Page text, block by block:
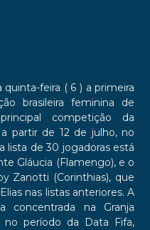
feira ( 6 ) a primeira
brasileira feminina de
competição da
partir de 12 de julho, no
lista de 30 jogadoras está
Gláucia (Flamengo), e o
Zanotti (Corinthias), que
nas listas anteriores. A
concentrada na Granja
no período da Data Fifa,